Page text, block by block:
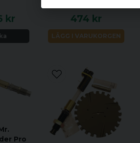
kr 474 kr
LÄGG I VARUKORGEN
Pro